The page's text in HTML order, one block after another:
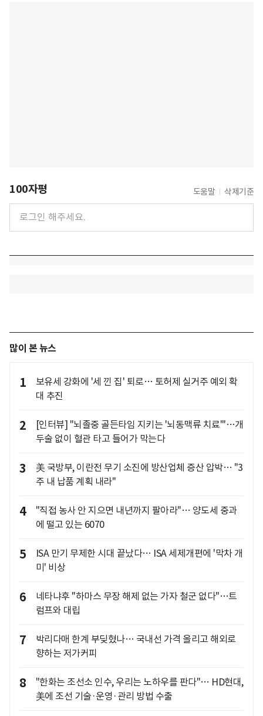
100자평 도움말 삭제기준
많이 본 뉴스
1
보유세 강화에 '세 낀 집' 퇴로… 토허제 실거주 예외 확
대 추진
2
[인터뷰] "뇌졸중 골든타임 지키는 '뇌동맥류 치료'"…개
두술 없이 혈관 타고 들어가 막는다
3
美 국방부, 이란전 무기 소진에 방산업체 증산 압박… "3
주 내 납품 계획 내라"
4
"직접 농사 안 지으면 내년까지 팔아라"… 양도세 중과
에 떨고 있는 6070
5
ISA 만기 무제한 시대 끝났다… ISA 세제개편에 '막차 개
미' 비상
6
네타냐후 "하마스 무장 해제 없는 가자 철군 없다"…트
럼프와 대립
7
박리다매 한계 부딪혔나… 국내선 가격 올리고 해외로
향하는 저가커피
8
"한화는 조선소 인수, 우리는 노하우를 판다"… HD현대,
美에 조선 기술·운영·관리 방법 수출